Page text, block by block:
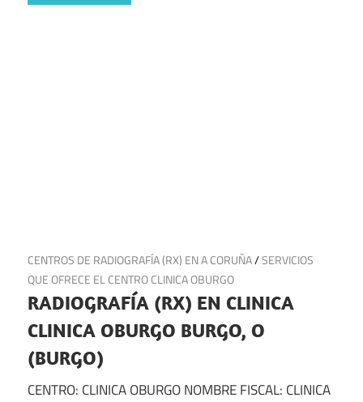
21 de noviembre de 2024
CENTROS DE RADIOGRAFÍA (RX) EN A CORUÑA/SERVICIOS
QUE OFRECE EL CENTRO CLINICA OBURGO
RADIOGRAFÍA (RX) EN CLINICA
CLINICA OBURGO BURGO, O
(BURGO)
CENTRO: CLINICA OBURGO NOMBRE FISCAL: CLINICA